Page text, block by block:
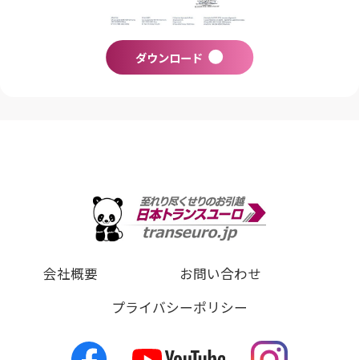
ダウンロード
会社概要
お問い合わせ
プライバシーポリシー